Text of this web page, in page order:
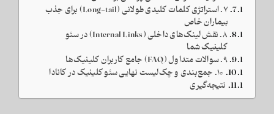
۷. استراتژی کلمات کلیدی طولانی (Long-tail) برای جذب
بیماران خاص
۸. نقش لینک‌های داخلی (Internal Links) در سئو
کلینیک شما
۹. سوالات متداول (FAQ) جامع کاربران کلینیک‌ها
۱۰. جمع‌بندی و چک‌لیست نهایی سئو کلینیک در کانادا
نتیجه‌گیری